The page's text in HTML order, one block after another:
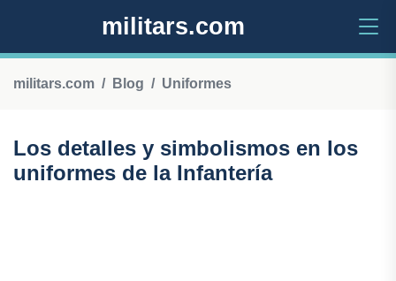
militars.com
militars.com Blog Uniformes
Los detalles y simbolismos en los
uniformes de la Infantería